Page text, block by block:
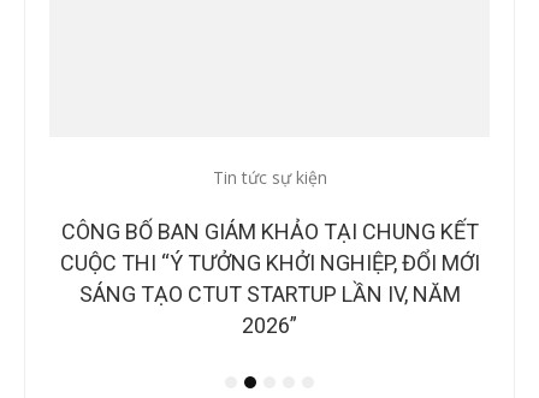
Tin tức sự kiện
CÔNG BỐ BAN GIÁM KHẢO TẠI CHUNG KẾT
CUỘC THI “Ý TƯỞNG KHỞI NGHIỆP, ĐỔI MỚI
SÁNG TẠO CTUT STARTUP LẦN IV, NĂM
2026”